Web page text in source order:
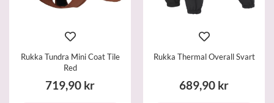
Rukka Tundra Mini Coat Tile
Red
719,90 kr
Rukka Thermal Overall Svart
689,90 kr